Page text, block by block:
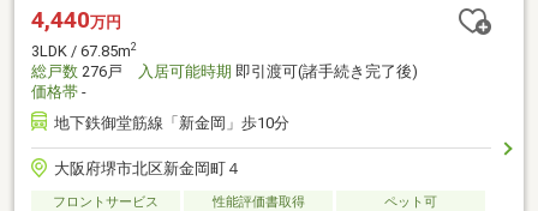
4,440万円
3LDK / 67.85m2
総戸数 276戸 入居可能時期 即引渡可(諸手続き完了後)
価格帯 -
地下鉄御堂筋線「新金岡」歩10分
大阪府堺市北区新金岡町４
フロントサービス 性能評価書取得
ペット可